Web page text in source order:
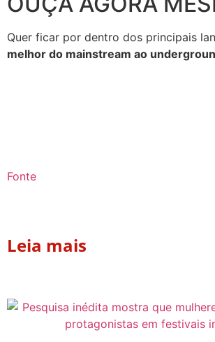
Quer ficar por dentro dos principais
melhor do mainstream ao
Fonte
Leia mais